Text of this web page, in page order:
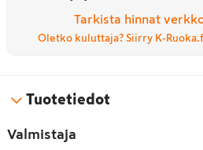
Tarkista hinnat
Oletko kuluttaja? Siirry K-
Tuotetiedot
Valmistaja